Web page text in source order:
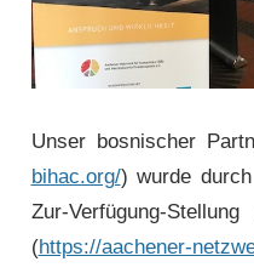
Unser bosnischer
bihac.org/) wurde
Zur-Verfügung-
(https://aachener-